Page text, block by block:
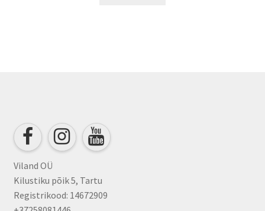
Viland OÜ
Kilustiku põik 5, Tartu
Registrikood: 14672909